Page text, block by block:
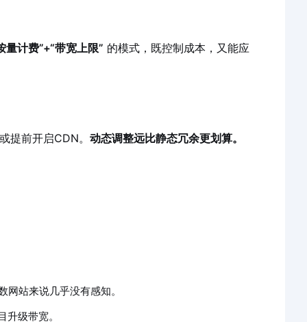
量计费”+“带宽上限” 的模式，既控制成本，又能应
提前开启CDN。 动态调整远比静态冗余更划算。
网站来说几乎没有感知。
升级带宽。